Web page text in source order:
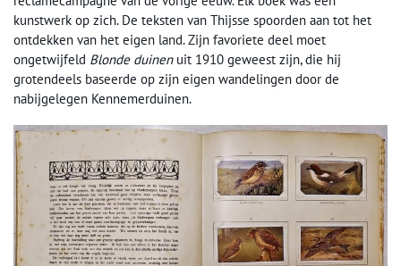
kunstwerk op zich. De teksten van Thijsse spoorden aan tot het
ontdekken van het eigen land. Zijn favoriete deel moet
ongetwijfeld Blonde duinen uit 1910 geweest zijn, die hij
grotendeels baseerde op zijn eigen wandelingen door de
nabijgelegen Kennemerduinen.